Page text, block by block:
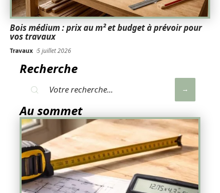
Bois médium : prix au m² et budget à prévoir pour
vos travaux
Travaux 5 juillet 2026
Recherche
Au sommet